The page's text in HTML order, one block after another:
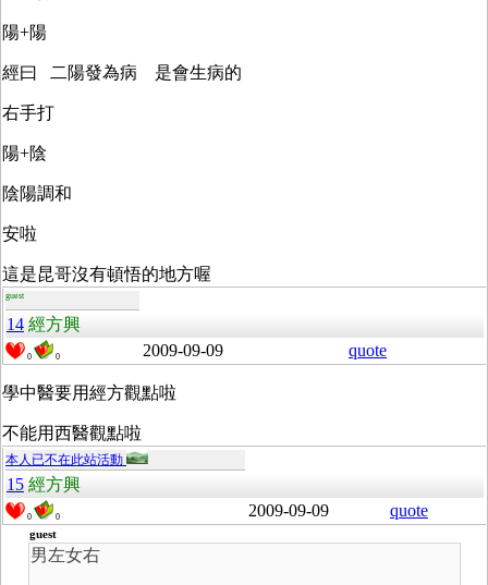
陽+陽
經曰 二陽發為病 是會生病的
右手打
陽+陰
陰陽調和
安啦
這是昆哥沒有頓悟的地方喔
guest
14 經方興
0 0 2009-09-09 quote
學中醫要用經方觀點啦
不能用西醫觀點啦
本人已不在此站活動
15 經方興
0 0 2009-09-09 quote
guest
男左女右